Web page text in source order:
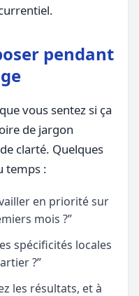
pendant
vous sentez si ça
de jargon
clarté. Quelques
temps :
en priorité sur
mois ?”
spécificités locales
?”
les résultats, et à